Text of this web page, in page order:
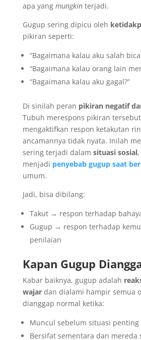
apa yang mungkinterjadi.
Gugup sering dipicu oleh
pikiran seperti:
“Bagaimana kalau aku salah
“Bagaimana kalau orang lain
“Bagaimana kalau aku gagal?”
Di sinilah peran pikiran negatif
Tubuh merespons pikiran
mengaktifkan respon ketakutan
ancamannya tidak nyata. Inilah
sering terjadi dalam situasi sosial,
menjadi penyebab gugup saat
umum.
Jadi, bisa dibilang:
Takut → respon terhadap
Gugup → respon terhadap
penilaian
Kapan Gugup
Kabar baiknya, gugup adalah
wajardan dialami hampir semua
dianggap normal ketika:
Muncul sebelum situasi penting
Bersifat sementara dan mereda